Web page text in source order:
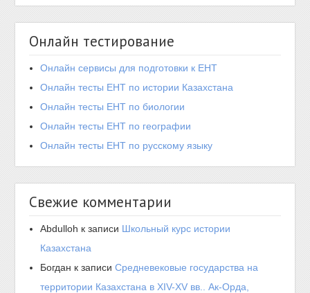
Онлайн тестирование
Онлайн сервисы для подготовки к ЕНТ
Онлайн тесты ЕНТ по истории Казахстана
Онлайн тесты ЕНТ по биологии
Онлайн тесты ЕНТ по географии
Онлайн тесты ЕНТ по русскому языку
Свежие комментарии
Abdulloh к записи Школьный курс истории
Казахстана
Богдан к записиСредневековые государства на
территории Казахстана в XIV-XV вв.. Ак-Орда,